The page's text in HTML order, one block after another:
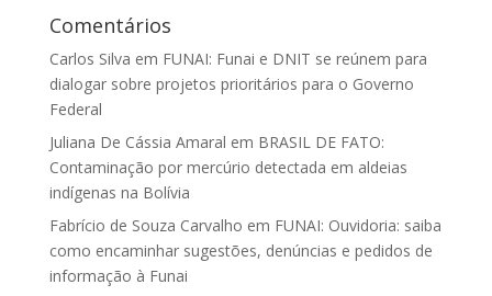
Comentários
Carlos Silva em FUNAI: Funai e DNIT se reúnem para
dialogar sobre projetos prioritários para o Governo
Federal
Juliana De Cássia Amaral em BRASIL DE FATO:
Contaminação por mercúrio detectada em aldeias
indígenas na Bolívia
Fabrício de Souza Carvalho em FUNAI: Ouvidoria: saiba
como encaminhar sugestões, denúncias e pedidos de
informação à Funai